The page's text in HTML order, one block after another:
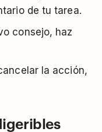
de tu tarea.
consejo, haz
la acción,